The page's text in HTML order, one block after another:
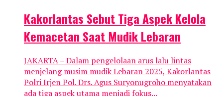
Kakorlantas Sebut Tiga Aspek Kelola
Kemacetan Saat Mudik Lebaran
JAKARTA – Dalam pengelolaan arus lalu lintas
menjelang musim mudik Lebaran 2025, Kakorlantas
Polri Irjen Pol. Drs. Agus Suryonugroho menyatakan
ada tiga aspek utama menjadi fokus...